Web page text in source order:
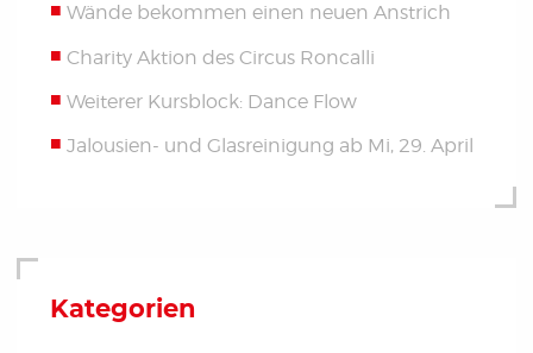
Wände bekommen einen neuen Anstrich
Charity Aktion des Circus Roncalli
Weiterer Kursblock: Dance Flow
Jalousien- und Glasreinigung ab Mi, 29. April
Kategorien